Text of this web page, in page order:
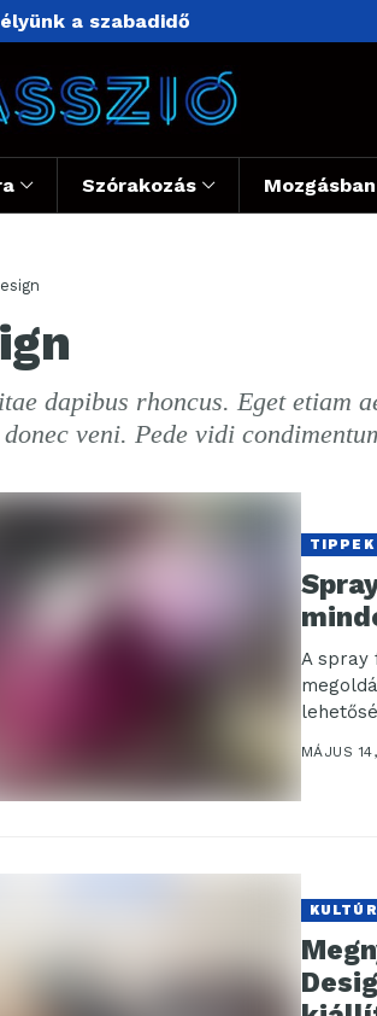
a szabadidő
Szórakozás Mozgásban
dapibus rhoncus. Eget etiam
veni. Pede vidi
TIPPEK
A spray
MÁJUS